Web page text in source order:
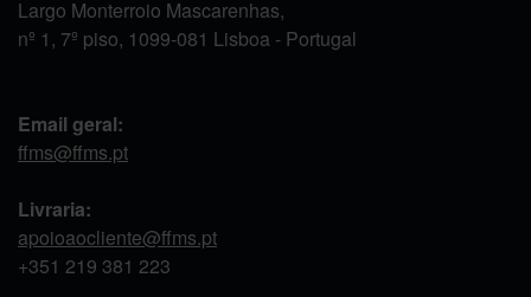
Largo Monterroio Mascarenhas,
nº 1, 7º piso, 1099-081 Lisboa - Portugal
Email geral:
ffms@ffms.pt
Livraria:
apoioaocliente@ffms.pt
+351 219 381 223